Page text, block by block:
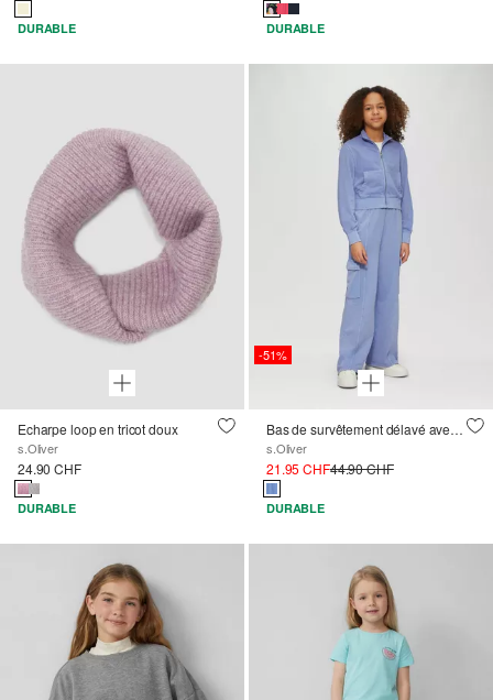
DURABLE DURABLE
Echarpe loop en tricot doux
s.Oliver
24.90 CHF
DURABLE
-51%
Bas de survêtement délavé avec jambe large et ceinture haute
s.Oliver
21.95 CHF44.90 CHF
DURABLE